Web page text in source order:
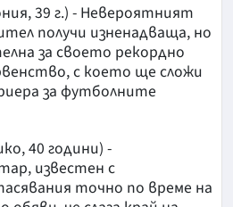
39 г.) - Невероятният
получи изненадваща, но
за своето рекордно
с което ще сложи
за футболните
40 години) -
известен с
точно по време на